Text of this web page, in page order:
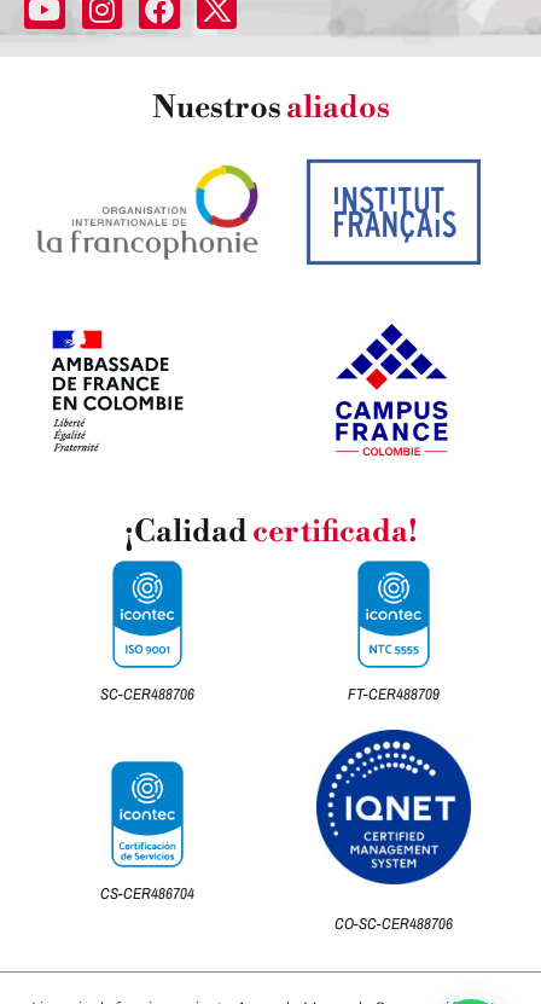
Nuestrosaliados
¡Calidadcertificada!
SC-CER488706 FT-CER488709
CS-CER486704
CO-SC-CER488706